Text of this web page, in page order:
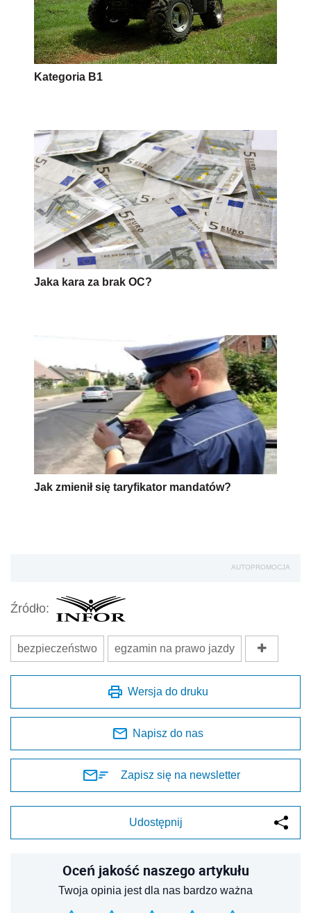
Kategoria B1
Jaka kara za brak OC?
Jak zmienił się taryfikator mandatów?
AUTOPROMOCJA
Źródło:
bezpieczeństwo egzamin na prawo jazdy
Wersja do druku
Napisz do nas
Zapisz się na newsletter
Udostępnij
Oceń jakość naszego artykułu
Twoja opinia jest dla nas bardzo ważna